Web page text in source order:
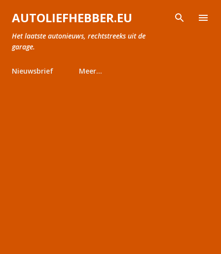
Doorgaan naar hoofdcontent
AUTOLIEFHEBBER.EU
Het laatste autonieuws, rechtstreeks uit de
garage.
Nieuwsbrief Meer…